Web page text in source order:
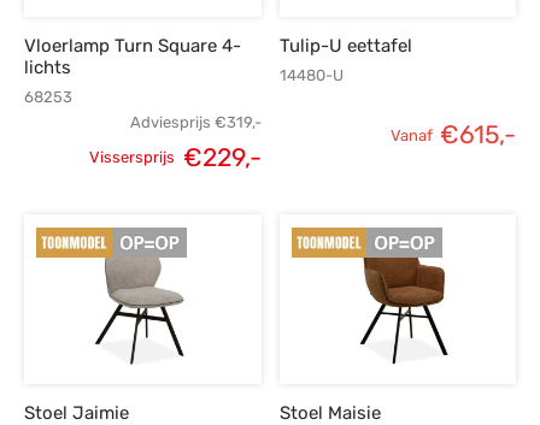
Vloerlamp Turn Square 4-
lichts
68253
Adviesprijs €319,-
prijs was:
€319,-.
Vissersprijs €229,-
prijs is:
€229,-.
Tulip-U eettafel
14480-U
Vanaf €615,-
Stoel Jaimie Stoel Maisie